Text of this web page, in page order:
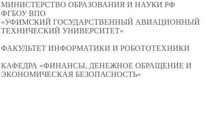
МИНИСТЕРСТВО ОБРАЗОВАНИЯ И НАУКИ РФ
ФГБОУ ВПО
«УФИМСКИЙ ГОСУДАРСТВЕННЫЙ АВИАЦИОННЫЙ
ТЕХНИЧЕСКИЙ УНИВЕРСИТЕТ»
ФАКУЛЬТЕТ ИНФОРМАТИКИ И РОБОТОТЕХНИКИ
КАФЕДРА «ФИНАНСЫ, ДЕНЕЖНОЕ ОБРАЩЕНИЕ И
ЭКОНОМИЧЕСКАЯ БЕЗОПАСНОСТЬ»